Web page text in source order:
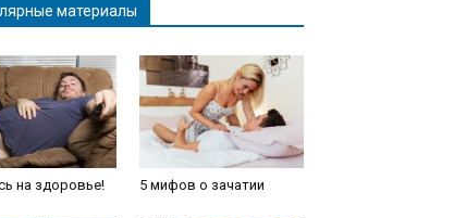
материалы
на здоровье! 5 мифов о зачатии